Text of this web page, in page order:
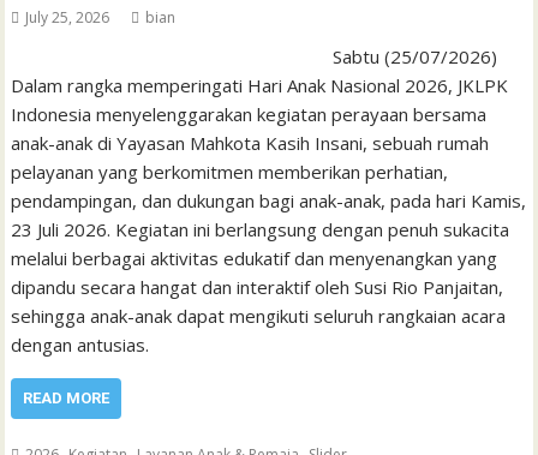
July 25, 2026 bian
Sabtu (25/07/2026)
Dalam rangka memperingati Hari Anak Nasional 2026, JKLPK
Indonesia menyelenggarakan kegiatan perayaan bersama
anak-anak di Yayasan Mahkota Kasih Insani, sebuah rumah
pelayanan yang berkomitmen memberikan perhatian,
pendampingan, dan dukungan bagi anak-anak, pada hari Kamis,
23 Juli 2026. Kegiatan ini berlangsung dengan penuh sukacita
melalui berbagai aktivitas edukatif dan menyenangkan yang
dipandu secara hangat dan interaktif oleh Susi Rio Panjaitan,
sehingga anak-anak dapat mengikuti seluruh rangkaian acara
dengan antusias.
READ MORE